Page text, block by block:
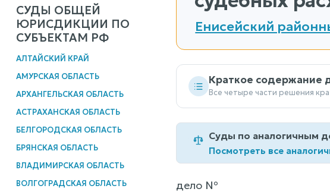
СУДЫ ОБЩЕЙ
ЮРИСДИКЦИИ ПО
СУБЪЕКТАМ РФ
АЛТАЙСКИЙ КРАЙ
АМУРСКАЯ ОБЛАСТЬ
АРХАНГЕЛЬСКАЯ ОБЛАСТЬ
АСТРАХАНСКАЯ ОБЛАСТЬ
БЕЛГОРОДСКАЯ ОБЛАСТЬ
БРЯНСКАЯ ОБЛАСТЬ
ВЛАДИМИРСКАЯ ОБЛАСТЬ
ВОЛГОГРАДСКАЯ ОБЛАСТЬ
Енисейский
Краткое содержание
Все четыре части решения
Суды по аналогичным
Посмотреть все
дело №